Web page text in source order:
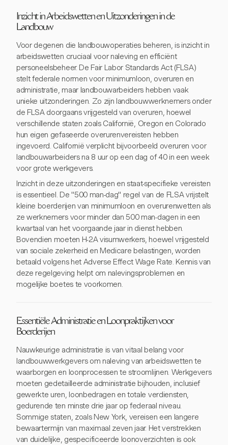
Inzicht in Arbeidswetten en Uitzonderingen in de
Landbouw
Voor degenen die landbouwoperaties beheren, is inzicht in
arbeidswetten cruciaal voor naleving en efficiënt
personeelsbeheer. De Fair Labor Standards Act (FLSA)
stelt federale normen voor minimumloon, overuren en
administratie, maar landbouwarbeiders hebben vaak
unieke uitzonderingen. Zo zijn landbouwwerknemers onder
de FLSA doorgaans vrijgesteld van overuren, hoewel
verschillende staten zoals Californië, Oregon en Colorado
hun eigen gefaseerde overurenvereisten hebben
ingevoerd. Californië verplicht bijvoorbeeld overuren voor
landbouwarbeiders na 8 uur op een dag of 40 in een week
voor grote werkgevers.
Inzicht in deze uitzonderingen en staat-specifieke vereisten
is essentieel. De "500 man-dag" regel van de FLSA vrijstelt
kleine boerderijen van minimumloon en overurenwetten als
ze werknemers voor minder dan 500 man-dagen in een
kwartaal van het voorgaande jaar in dienst hebben.
Bovendien moeten H-2A visumwerkers, hoewel vrijgesteld
van sociale zekerheid en Medicare belastingen, worden
betaald volgens het Adverse Effect Wage Rate. Kennis van
deze regelgeving helpt om nalevingsproblemen en
mogelijke boetes te voorkomen.
Essentiële Administratie en Loonpraktijken voor
Boerderijen
Nauwkeurige administratie is van vitaal belang voor
landbouwwerkgevers om naleving van arbeidswetten te
waarborgen en loonprocessen te stroomlijnen. Werkgevers
moeten gedetailleerde administratie bijhouden, inclusief
gewerkte uren, loonbedragen en totale verdiensten,
gedurende ten minste drie jaar op federaal niveau.
Sommige staten, zoals New York, vereisen een langere
bewaartermijn van maximaal zeven jaar. Het verstrekken
van duidelijke, gespecificeerde loonoverzichten is ook